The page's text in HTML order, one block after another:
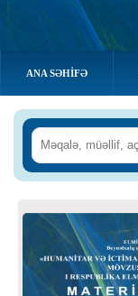
ANA SƏHIFƏ